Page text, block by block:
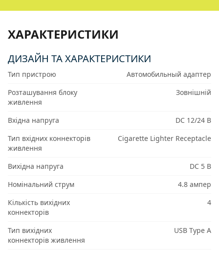
ХАРАКТЕРИСТИКИ
ДИЗАЙН ТА ХАРАКТЕРИСТИКИ
Тип пристрою
Автомобильный адаптер
Розташування блоку
живлення
Зовнішній
Вхідна напруга
DC 12/24 В
Тип вхідних коннекторів
живлення
Cigarette Lighter Receptacle
Вихідна напруга
DC 5 В
Номінальний струм
4.8 ампер
Кількість вихідних
коннекторів
4
Тип вихідних
коннекторів живлення
USB Type A